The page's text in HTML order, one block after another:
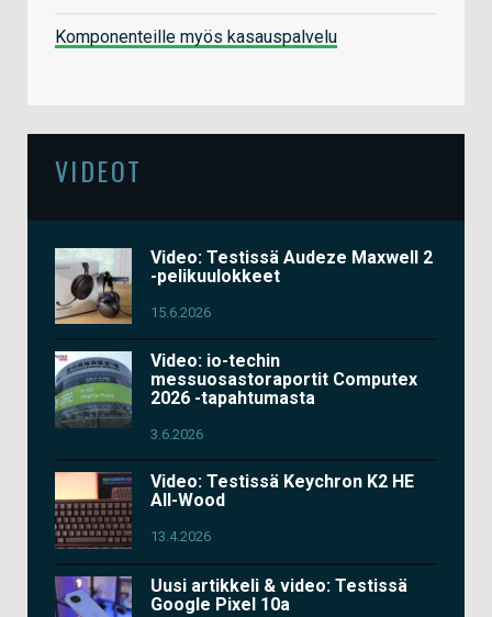
Komponenteille myös kasauspalvelu
VIDEOT
Video: Testissä Audeze Maxwell 2
-pelikuulokkeet
15.6.2026
Video: io-techin
messuosastoraportit Computex
2026 -tapahtumasta
3.6.2026
Video: Testissä Keychron K2 HE
All-Wood
13.4.2026
Uusi artikkeli & video: Testissä
Google Pixel 10a